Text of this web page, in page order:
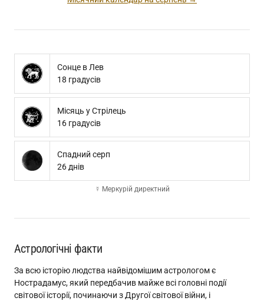
Сонце в Лев
18 градусів
Місяць у Стрілець
16 градусів
Спадний серп
26 днів
☿ Меркурій директний
Астрологічні факти
За всю історію людства найвідомішим астрологом є
Нострадамус, який передбачив майже всі головні події
світової історії, починаючи з Другої світової війни, і